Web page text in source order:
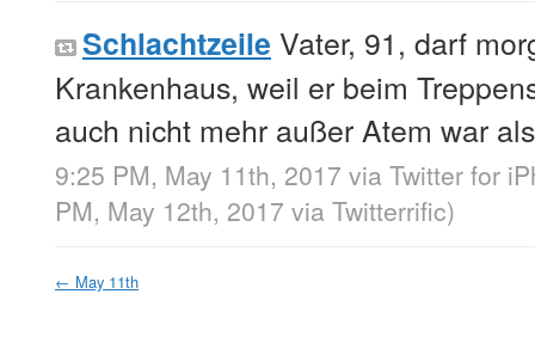
Schlachtzeile Vater, 91, darf
Krankenhaus, weil er beim
auch nicht mehr außer Atem war
9:25 PM, May 11th, 2017 via Twitter for
PM, May 12th, 2017 via Twitterrific)
← May 11th